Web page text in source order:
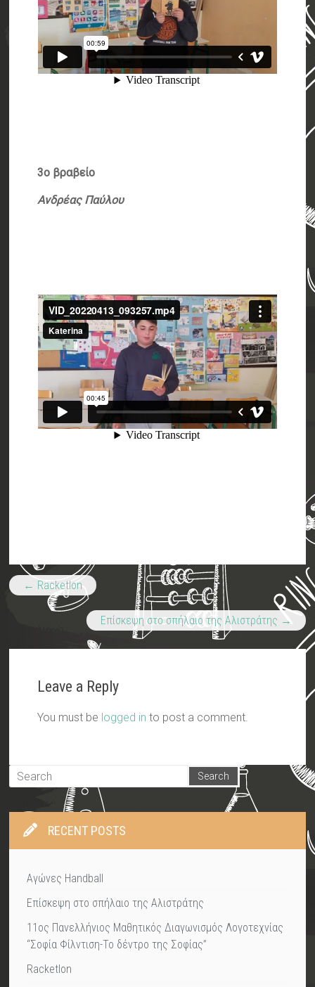
3ο βραβείο
Ανδρέας Παύλου
← Racketlon
Επίσκεψη στο σπήλαιο της Αλιστράτης →
Leave a Reply
You must be logged in to post a comment.
RECENT POSTS
Αγώνες Handball
Επίσκεψη στο σπήλαιο της Αλιστράτης
11ος Πανελλήνιος Μαθητικός Διαγωνισμός Λογοτεχνίας
“Σοφία Φίλντιση-Το δέντρο της Σοφίας”
Racketlon